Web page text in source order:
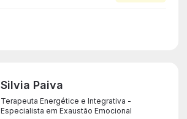
Silvia Paiva
Terapeuta Energétice e Integrativa -
Especialista em Exaustão Emocional